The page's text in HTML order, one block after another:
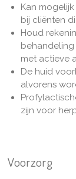
Kan
bij cliënten
Houd
met actieve
De huid
alvorens
zijn voor
Voorzorg